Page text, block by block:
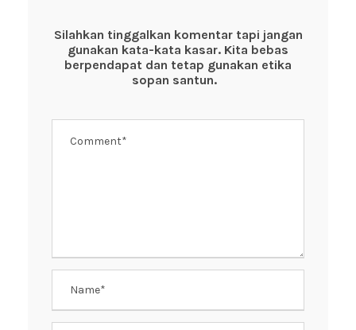
o
o
p
p
Silahkan tinggalkan komentar tapi jangan
gunakan kata-kata kasar. Kita bebas
berpendapat dan tetap gunakan etika
sopan santun.